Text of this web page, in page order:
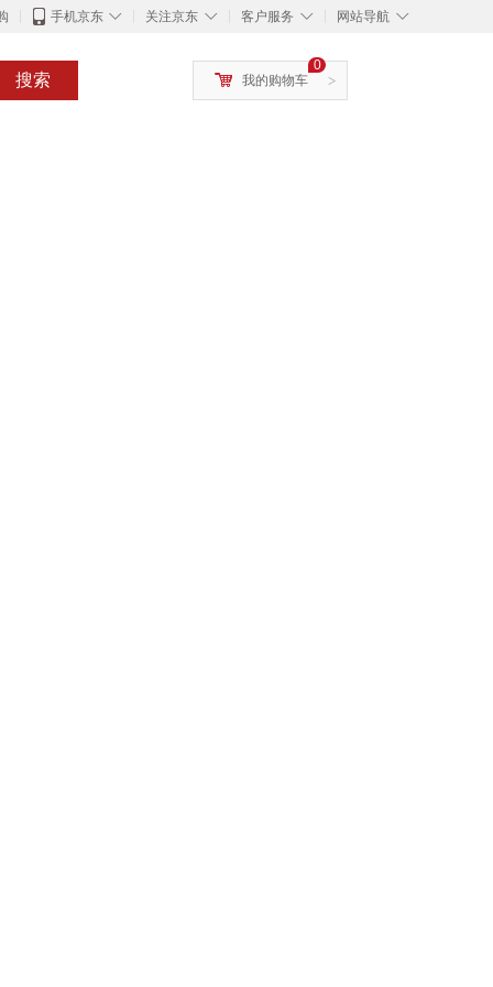
◇
手机京东 ◇
关注京东 ◇
客户服务 ◇
网站导航
搜索 >
0
我的购物车